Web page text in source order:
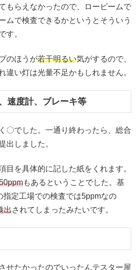
もらえなかったので、ロービームで
ムで検査できるかというとそういう
す。
のほうが若干明るい気がするので、
違い灯は光量不足かもしれません。
速度計、ブレーキ等
〇でした。一通り終わったら、総合
出しました。
を具体的に記した紙をくれます。
もあるということでした。基
指定工場での検査では5ppmなの
出されてしまったみたいです。
せたかったのでいったんテスター屋